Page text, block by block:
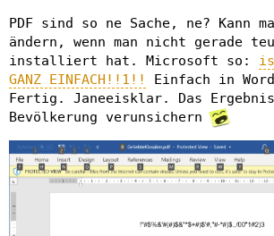
PDF sind so ne Sache, ne? Kann
ändern, wenn man nicht gerade
installiert hat. Microsoft so:
GANZ EINFACH!!1!!
Einfach in
Fertig. Janeeisklar. Das
Bevölkerung verunsichern